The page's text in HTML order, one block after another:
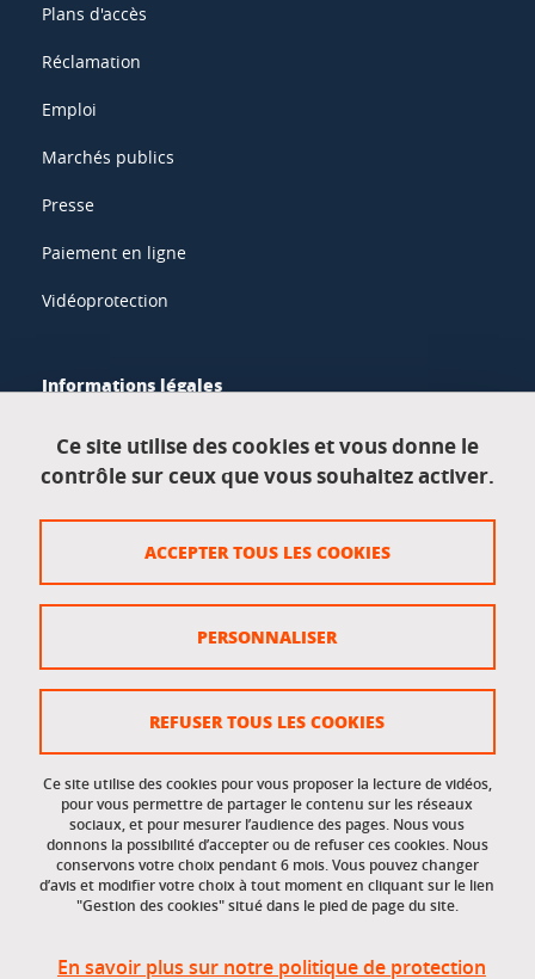
Plans d'accès
Réclamation
Emploi
Marchés publics
Presse
Paiement en ligne
Vidéoprotection
Informations légales
Données personnelles
Crédits
Gestion des cookies
Accessibilité : non conforme
Accès réservés
Intranet des étudiants et des personnels
Ce site utilise des cookies et vous donne le
contrôle sur ceux que vous souhaitez activer.
Ce site utilise des cookies pour vous proposer la lecture de vidéos,
pour vous permettre de partager le contenu sur les réseaux
sociaux, et pour mesurer l’audience des pages. Nous vous
donnons la possibilité d’accepter ou de refuser ces cookies. Nous
conservons votre choix pendant 6 mois. Vous pouvez changer
d’avis et modifier votre choix à tout moment en cliquant sur le lien
"Gestion des cookies" situé dans le pied de page du site.
En savoir plus sur notre politique de protection
ACCEPTER TOUS LES COOKIES
REFUSER TOUS LES COOKIES
PERSONNALISER